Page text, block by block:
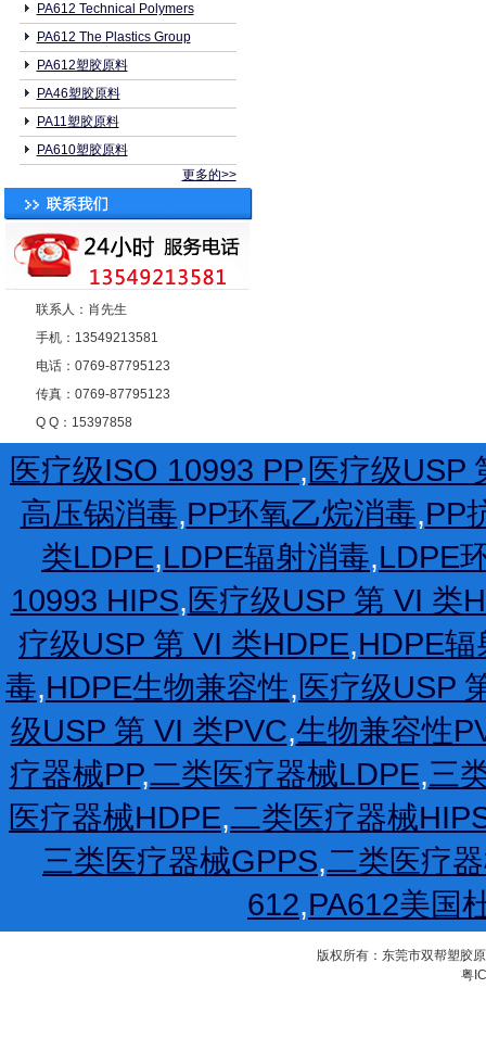
PA612 Technical Polymers
PA612 The Plastics Group
PA612塑胶原料
PA46塑胶原料
PA11塑胶原料
PA610塑胶原料
更多的>>
联系人：肖先生
手机：13549213581
电话：0769-87795123
传真：0769-87795123
Q Q：15397858
医疗级ISO 10993 PP,医疗级USP
高压锅消毒,PP环氧乙烷消毒,PP
类LDPE,LDPE辐射消毒,LDPE
10993 HIPS,医疗级USP 第 VI 类
疗级USP 第 VI 类HDPE,HDPE辐
毒,HDPE生物兼容性,医疗级USP
级USP 第 VI 类PVC,生物兼容性
疗器械PP,二类医疗器械LDPE,三
医疗器械HDPE,二类医疗器械
三类医疗器械GPPS,二类医疗
612,PA612美国
版权所有：东莞市双帮塑胶
粤